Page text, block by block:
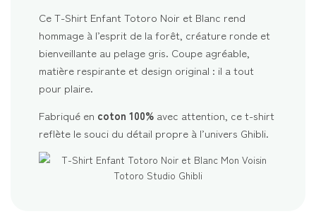
Ce T-Shirt Enfant Totoro Noir et Blanc rend
hommage à l’esprit de la forêt, créature ronde et
bienveillante au pelage gris. Coupe agréable,
matière respirante et design original : il a tout
pour plaire.
Fabriqué en coton 100% avec attention, ce t-shirt
reflète le souci du détail propre à l’univers Ghibli.